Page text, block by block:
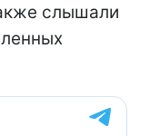
слышали